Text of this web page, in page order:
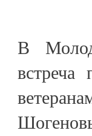
В
встреча